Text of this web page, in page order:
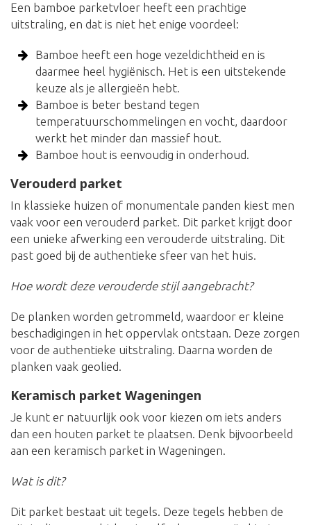
Een bamboe parketvloer heeft een prachtige
uitstraling, en dat is niet het enige voordeel:
Bamboe heeft een hoge vezeldichtheid en is
daarmee heel hygiënisch. Het is een uitstekende
keuze als je allergieën hebt.
Bamboe is beter bestand tegen
temperatuurschommelingen en vocht, daardoor
werkt het minder dan massief hout.
Bamboe hout is eenvoudig in onderhoud.
Verouderd parket
In klassieke huizen of monumentale panden kiest men
vaak voor een verouderd parket. Dit parket krijgt door
een unieke afwerking een verouderde uitstraling. Dit
past goed bij de authentieke sfeer van het huis.
Hoe wordt deze verouderde stijl aangebracht?
De planken worden getrommeld, waardoor er kleine
beschadigingen in het oppervlak ontstaan. Deze zorgen
voor de authentieke uitstraling. Daarna worden de
planken vaak geolied.
Keramisch parket Wageningen
Je kunt er natuurlijk ook voor kiezen om iets anders
dan een houten parket te plaatsen. Denk bijvoorbeeld
aan een keramisch parket in Wageningen.
Wat is dit?
Dit parket bestaat uit tegels. Deze tegels hebben de